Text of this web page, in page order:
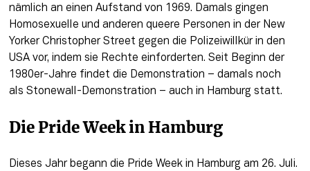
nämlich an einen Aufstand von 1969. Damals gingen
Homosexuelle und anderen queere Personen in der New
Yorker Christopher Street gegen die Polizeiwillkür in den
USA vor, indem sie Rechte einforderten. Seit Beginn der
1980er-Jahre findet die Demonstration – damals noch
als Stonewall-Demonstration – auch in Hamburg statt.
Die Pride Week in Hamburg
Dieses Jahr begann die Pride Week in Hamburg am 26. Juli.